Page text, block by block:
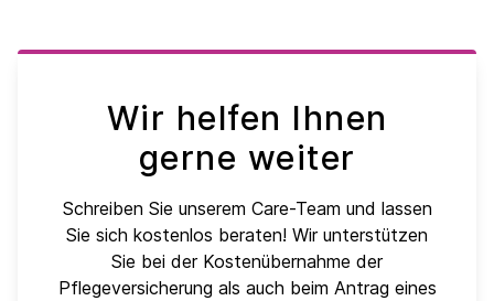
Wir helfen Ihnen
gerne weiter
Schreiben Sie unserem Care-Team und lassen
Sie sich kostenlos beraten! Wir unterstützen
Sie bei der Kostenübernahme der
Pflegeversicherung als auch beim Antrag eines